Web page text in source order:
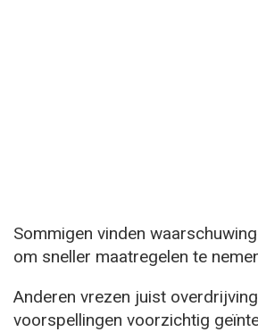
Sommigen vinden
om sneller maatregelen te
Anderen vrezen juist
voorspellingen voorzichtig